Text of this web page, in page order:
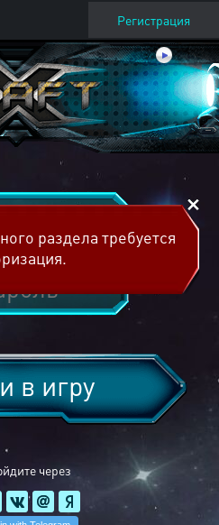
Регистрация
через
в игру
раздела требуется